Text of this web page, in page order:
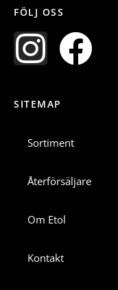
FÖLJ OSS
I
s
t
a
g
r
F
b
SITEMAP
Sortiment
Återförsäljare
Om Etol
Kontakt